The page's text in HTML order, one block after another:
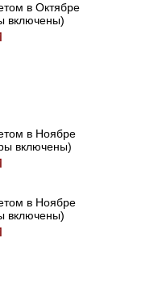
в Октябре
включены)
в Ноябре
включены)
в Ноябре
включены)